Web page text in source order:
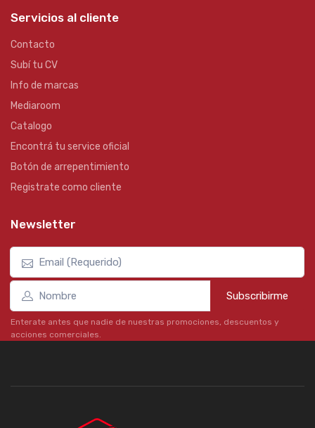
Servicios al cliente
Contacto
Subí tu CV
Info de marcas
Mediaroom
Catalogo
Encontrá tu service oficial
Botón de arrepentimiento
Registrate como cliente
Newsletter
Subscribirme
Enterate antes que nadie de nuestras promociones, descuentos y
acciones comerciales.